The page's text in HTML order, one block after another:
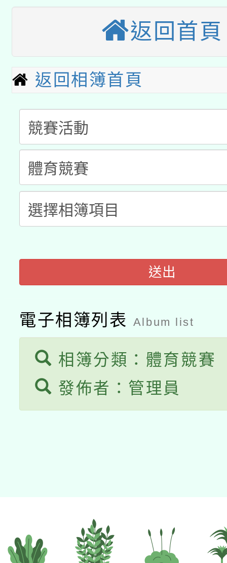
用水績優單位及節水達
開 智慧啟航」
2026年桃園地景藝術
本校115學年度第2次
招甄選結果公告(無人
招)
適應運動共學行動站研
本館辦理115年度閱讀
暨閱讀推動專業研習
科技賦能─人工智慧
礎課程
A3數位素養講師名單
「數位內容與教學軟體
pilot」
有關大陸委員會函釋公
薪期間赴陸應申請許可
轉知經濟部水利署委託
用水績優單位及節水達
桃園市孔廟祈福系列
2026年桃園地景藝術
返回首頁
返回相簿首頁
送出
電子相簿列表 Album list
相簿分類：體育競賽
發佈者：管理員